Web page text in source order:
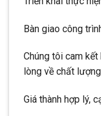
Bàn giao công
Chúng tôi cam kết
lòng về chất
Giá thành hợp lý,